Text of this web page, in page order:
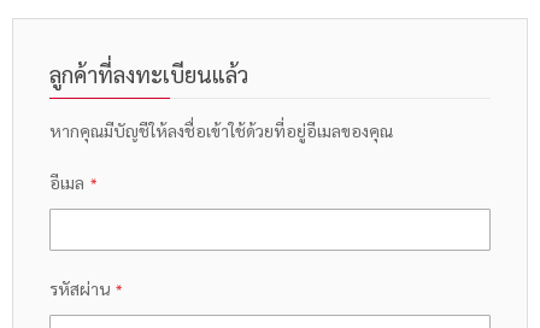
ลูกค้าที่ลงทะเบียนแล้ว
หากคุณมีบัญชีให้ลงชื่อเข้าใช้ด้วยที่อยู่อีเมลของคุณ
อีเมล
รหัสผ่าน